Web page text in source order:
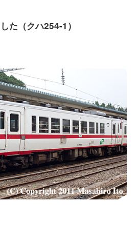
た（クハ254-1）